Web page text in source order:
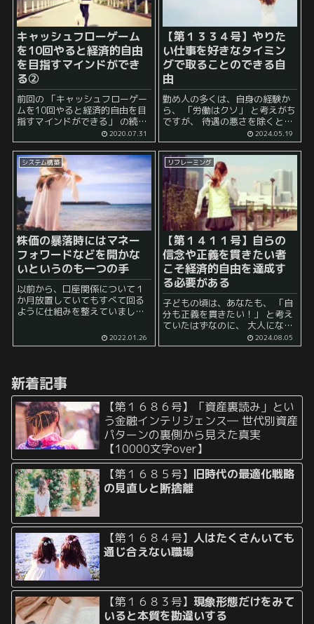
キャッシュフローゲーム
を10回やると経済的自由
を目指すマインドができ
る②
前回の 「キャッシュフローゲー
ムを10回やると経済的自由を目
指すマインドができる」 の続き
ゲームをただのゲームとして楽
しむことはもちろんできます
が、 このゲームをプレイして、
ゲ...
2020.07.31
【第１３３４号】やりた
い仕事を好きなタイミン
グで取ることのできる自
由
勤め人の多くは、自身の経験か
ら、 「労働はクソ」 と考えがち
ですが、 待遇の悪さを除くと、
そのように感じる原因の大半
は、 「自分に仕事の諾否の自由
がないから」 なのだと思われま
す。 例えば、急にメールな...
2024.05.19
システム構築
株価の暴落時にはマネー
フォワードなどを開かな
いというのも一つの手
以前から、口座関係について１
か月放置していてもすべて回る
ように仕組みを整えていまし
ネーフォワードなどの家計簿ア
プリを毎日見なくても安心でき
2022.01.26
リフレーミング
【第１４１１号】自らの
信念や正義を貫きたい者
こそ経済的自由を達成す
る必要がある
子どもの頃は、あなたも、 「自
分も正義を貫きたい！」 と考え
ていたはずなのに、 大人になっ
てから、いつの間にか、 「ま
あ、ちょっと良くないとは思う
2024.08.05
新着記事
【第１６８６号】「資産裏読み」とい
う金融インテリジェンス― 世代別資産
パターンの裏側から見えた真実
【10000文字over】
【第１６８５号】 旧時代の最適化戦略
の見直しと断捨離
【第１６８４号】人はたくさんいても
通じ合えない職場
【第１６８３号】現象形態だけをみて
いると本質を勘違いする